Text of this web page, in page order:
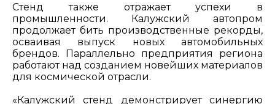
Стенд также отражает успехи в
промышленности. Калужский автопром
продолжает бить производственные рекорды,
осваивая выпуск новых автомобильных
брендов. Параллельно предприятия региона
работают над созданием новейших материалов
для космической отрасли.
«Калужский стенд демонстрирует синергию